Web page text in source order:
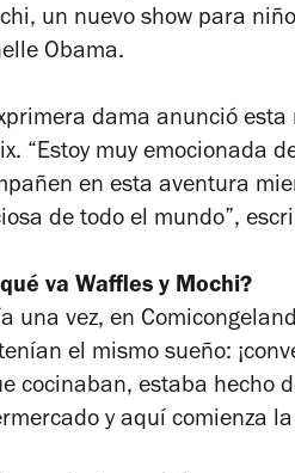
, un nuevo show para
Obama.
dama anunció
“Estoy muy emocionada
en esta aventura
de todo el mundo”,
va Waffles y Mochi?
una vez, en
el mismo sueño:
cocinaban, estaba hecho
y aquí comienza